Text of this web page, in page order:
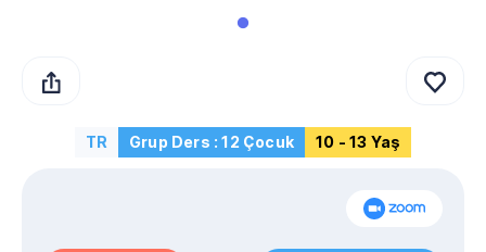
TR Grup Ders : 12 Çocuk 10 - 13 Yaş